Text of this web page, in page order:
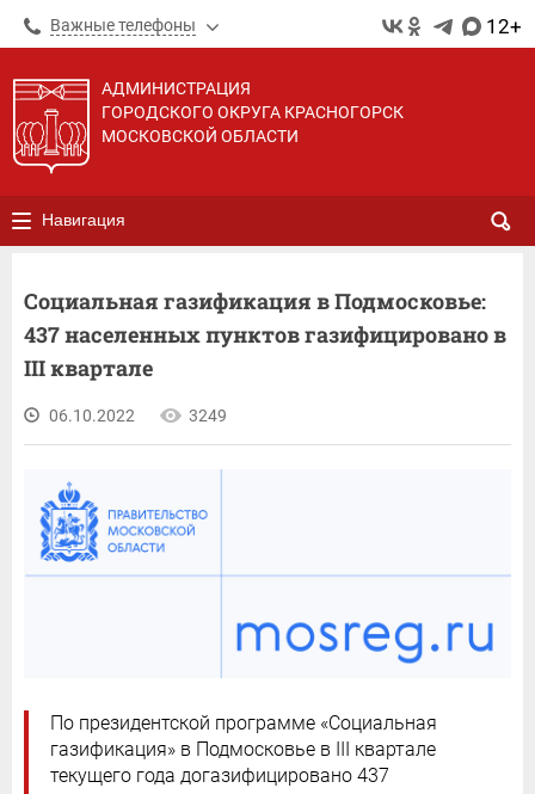
Важные телефоны 12+
АДМИНИСТРАЦИЯ
ГОРОДСКОГО ОКРУГА КРАСНОГОРСК
МОСКОВСКОЙ ОБЛАСТИ
Навигация
Социальная газификация в Подмосковье:
437 населенных пунктов газифицировано в
III квартале
06.10.2022 3249
По президентской программе «Социальная
газификация» в Подмосковье в III квартале
текущего года догазифицировано 437